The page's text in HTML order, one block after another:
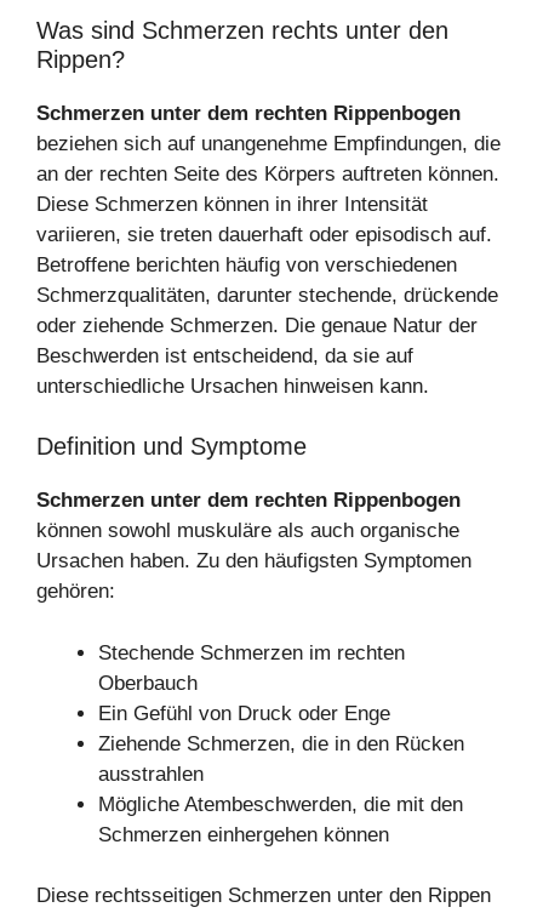
Was sind Schmerzen rechts unter den
Rippen?
Schmerzen unter dem rechten Rippenbogen
beziehen sich auf unangenehme Empfindungen, die
an der rechten Seite des Körpers auftreten können.
Diese Schmerzen können in ihrer Intensität
variieren, sie treten dauerhaft oder episodisch auf.
Betroffene berichten häufig von verschiedenen
Schmerzqualitäten, darunter stechende, drückende
oder ziehende Schmerzen. Die genaue Natur der
Beschwerden ist entscheidend, da sie auf
unterschiedliche Ursachen hinweisen kann.
Definition und Symptome
Schmerzen unter dem rechten Rippenbogen
können sowohl muskuläre als auch organische
Ursachen haben. Zu den häufigsten Symptomen
gehören:
Stechende Schmerzen im rechten
Oberbauch
Ein Gefühl von Druck oder Enge
Ziehende Schmerzen, die in den Rücken
ausstrahlen
Mögliche Atembeschwerden, die mit den
Schmerzen einhergehen können
Diese rechtsseitigen Schmerzen unter den Rippen